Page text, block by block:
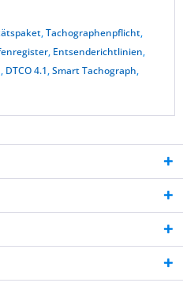
,Tachographenpflicht,
, Entsenderichtlinien,
, DTCO 4.1,Smart Tachograph,